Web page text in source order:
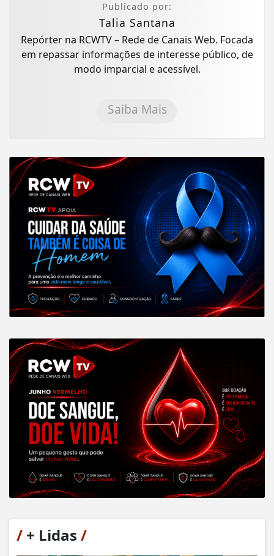
Publicado por:
Talia Santana
Repórter na RCWTV – Rede de Canais Web. Focada
em repassar informações de interesse público, de
modo imparcial e acessível.
Saiba Mais
/ + Lidas /